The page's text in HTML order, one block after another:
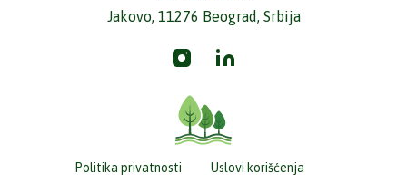
Jakovo, 11276 Beograd, Srbija
Politika privatnosti Uslovi korišćenja